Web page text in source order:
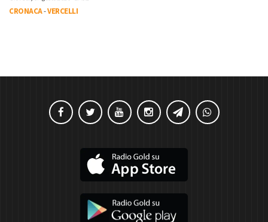
CRONACA-VERCELLI